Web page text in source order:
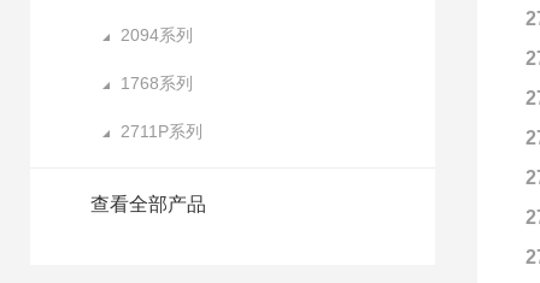
2094系列
1768系列
2711P系列
查看全部产品